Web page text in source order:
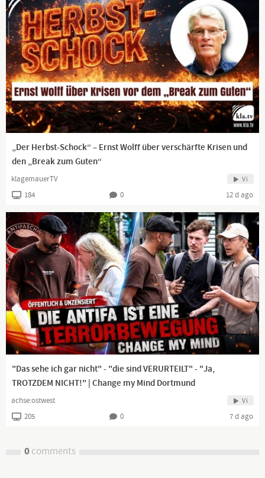
„Der Herbst-Schock“ – Ernst Wolff über verschärfte Krisen und
den „Break zum Guten“
klagemauerTV Vi
184 0 12 d ago
"Das sehe ich gar nicht" - "die sind VERURTEILT" - "Ja,
TROTZDEM NICHT!" | Change my Mind Dortmund
achse:ostwest Vi
205 0 7 d ago
0comments